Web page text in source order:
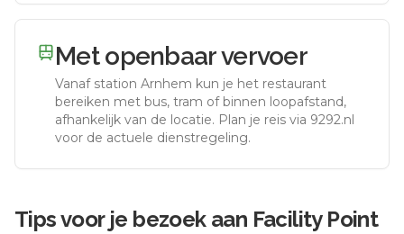
Met openbaar vervoer
Vanaf station Arnhem kun je het restaurant
bereiken met bus, tram of binnen loopafstand,
afhankelijk van de locatie. Plan je reis via 9292.nl
voor de actuele dienstregeling.
Tips voor je bezoek aan Facility Point